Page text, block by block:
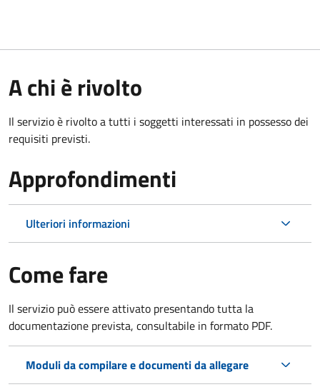
A chi è rivolto
Il servizio è rivolto a tutti i soggetti interessati in possesso dei
requisiti previsti.
Approfondimenti
Ulteriori informazioni
Come fare
Il servizio può essere attivato presentando tutta la
documentazione prevista, consultabile in formato PDF.
Moduli da compilare e documenti da allegare